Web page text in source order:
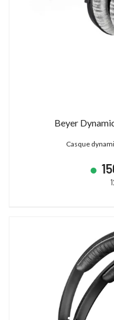
Beyer
Casque